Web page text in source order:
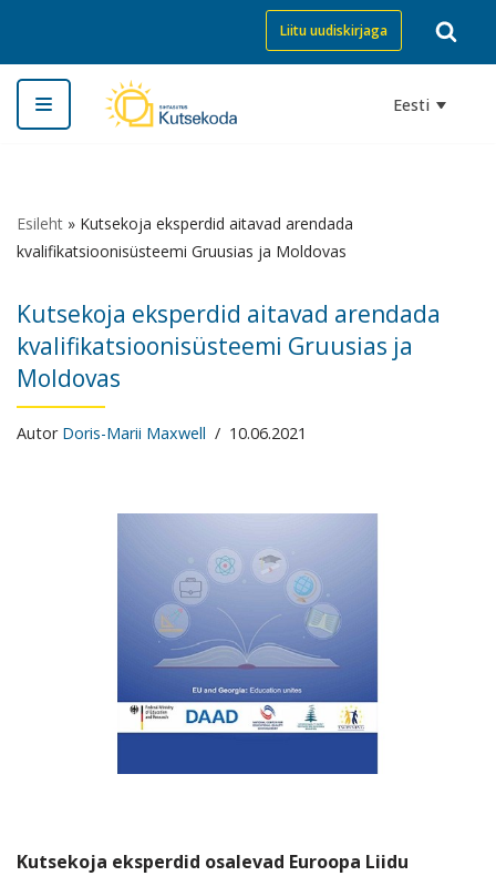
Skip
to
content
Liitu uudiskirjaga
Eesti
Esileht » Kutsekoja eksperdid aitavad arendada
kvalifikatsioonisüsteemi Gruusias ja Moldovas
Kutsekoja eksperdid aitavad arendada
kvalifikatsioonisüsteemi Gruusias ja
Moldovas
Autor Doris-Marii Maxwell 10.06.2021
Kutsekoja eksperdid osalevad Euroopa Liidu